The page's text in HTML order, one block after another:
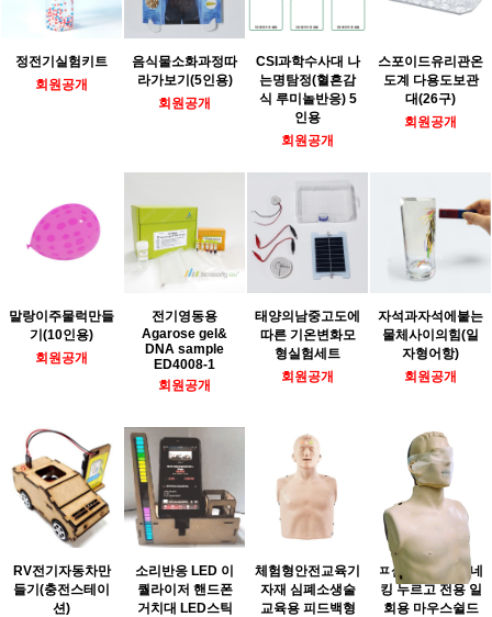
정전기실험키트
회원공개
음식물소화과정따
라가보기(5인용)
회원공개
CSI과학수사대 나
는명탐정(혈흔감
식 루미놀반응) 5
인용
회원공개
스포이드유리관온
도계 다용도보관
대(26구)
회원공개
말랑이주물럭만들
기(10인용)
회원공개
전기영동용
Agarose gel&
DNA sample
ED4008-1
회원공개
태양의남중고도에
따른 기온변화모
형실험세트
회원공개
자석과자석에붙는
물체사이의힘(일
자형어항)
회원공개
RV전기자동차만
들기(충전스테이
션)
소리반응 LED 이
퀄라이저 핸드폰
거치대 LED스틱
체험형안전교육기
자재 심폐소생술
교육용 피드백형
ㅍ심폐소생술마네
킹 누르고 전용 일
회용 마우스쉴드